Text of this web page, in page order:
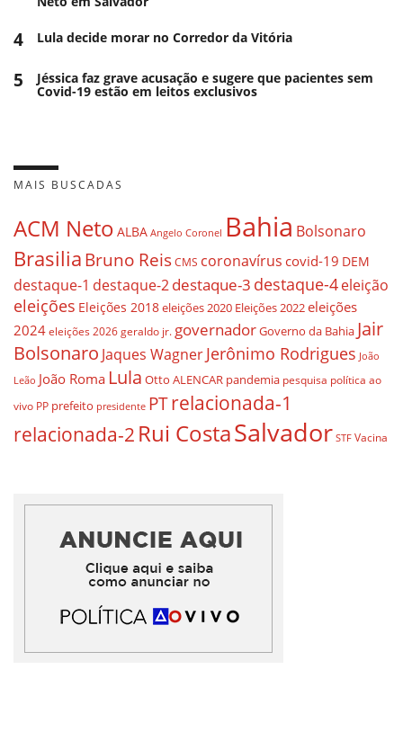
4 Lula decide morar no Corredor da Vitória
5 Jéssica faz grave acusação e sugere que pacientes sem
Covid-19 estão em leitos exclusivos
MAIS BUSCADAS
ACM Neto ALBA Angelo Coronel Bahia Bolsonaro
BrasiliaBruno ReisCMS coronavírus covid-19 DEM
destaque-1 destaque-2destaque-3 destaque-4eleição
eleições Eleições 2018eleições 2020 Eleições 2022eleições
2024 eleições 2026 geraldo jr. governadorGoverno da Bahia Jair
Bolsonaro Jaques WagnerJerônimo Rodrigues João
Leão João Roma Lula Otto ALENCAR pandemia pesquisa política ao
vivo PP prefeito presidente PTrelacionada-1
relacionada-2 Rui CostaSalvador STF Vacina